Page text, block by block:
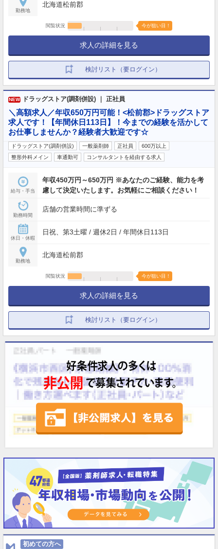
勤務地
北海道松前郡
閲覧状況 今が狙い目！
求人の詳細を見る
検討リスト（要ログイン）
NEW ドラッグストア(調剤併設) ｜ 正社員
＼高額求人／年収650万円可能！<松前郡>ドラッグストア
求人です！【年間休日113日】！今までの経験を活かして
お仕事しませんか？経験者大歓迎です☆
ドラッグストア(調剤併設) 一般薬剤師 正社員
600万以上
整形外科メイン
車通勤可 コンサルタントを経由する求人
給与・手当
年収450万円～650万円 ※あなたのご経験、能力を考
慮して決定いたします。お気軽にご相談ください！
勤務時間
店舗の営業時間に準ずる
休日・休暇
日祝、第3土曜 / 週休2日 / 年間休日113日
勤務地
北海道松前郡
閲覧状況 今が狙い目！
求人の詳細を見る
検討リスト（要ログイン）
初めての方へ